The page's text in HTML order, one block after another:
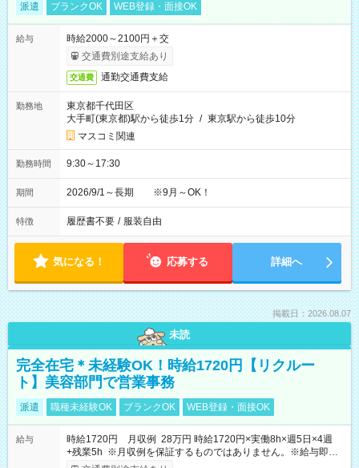
派遣 ブランクOK WEB登録・面接OK
給与
時給2000～2100円＋交
交通費別途支給あり
交通費 通勤交通費支給
勤務地
東京都千代田区
大手町(東京都)駅から徒歩1分 / 東京駅から徒歩10分
マスコミ関連
勤務時間 9:30～17:30
期間 2026/9/1～長期 ※9月～OK！
特徴 履歴書不要 / 服装自由
気になる！ 応募する 詳細へ
掲載日：2026.08.07
未読
完全在宅＊未経験OK！時給1720円【リクルー
ト】美容部門で営業事務
派遣 職種未経験OK ブランクOK WEB登録・面接OK
給与
時給1720円 月収例 28万円 時給1720円×実働8h×週5日×4週
+残業5h ※月収例を保証するものではありません。※給与即受
取りサービス利用可（利用条件有）